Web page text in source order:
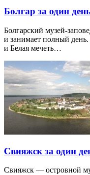
Болгар за один
Болгарский музей-
и занимает полный день.
и Белая мечеть…
Свияжск за один
Свияжск — островной